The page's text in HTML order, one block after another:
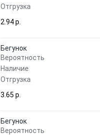
Отгрузка
2.94 p.
Бегунок
Вероятность
Наличие
Отгрузка
3.65 p.
Бегунок
Вероятность